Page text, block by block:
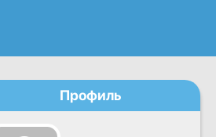
Профиль